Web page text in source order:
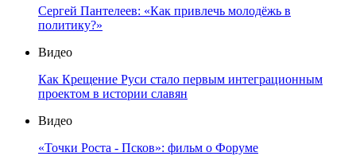
Сергей Пантелеев: «Как привлечь молодёжь в
политику?»
Видео
Как Крещение Руси стало первым интеграционным
проектом в истории славян
Видео
«Точки Роста - Псков»: фильм о Форуме